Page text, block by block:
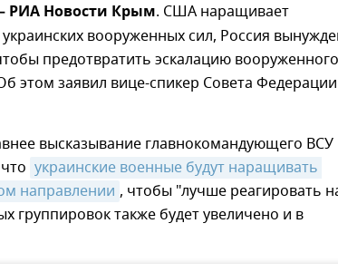
РИА Новости Крым. США наращивает
вооруженных сил, Россия
предотвратить эскалацию вооруженного
этом заявил вице-спикер Совета Федерации
высказывание главнокомандующего ВСУ
украинские военные будут наращивать
направлении , чтобы "лучше реагировать
группировок также будет увеличено и в